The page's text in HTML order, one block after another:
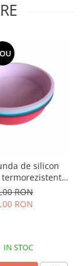
de silicon
blat de tort,
friteuza cu
Airfryer mare
RON
RON
IN STOC